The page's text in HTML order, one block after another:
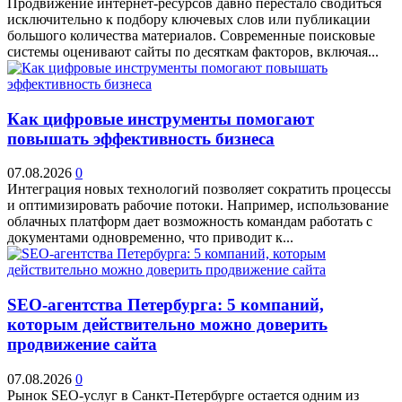
исключительно к подбору ключевых слов или публикации
большого количества материалов. Современные поисковые
системы оценивают сайты по десяткам факторов, включая...
Как цифровые инструменты помогают
повышать эффективность бизнеса
07.08.2026 0
Интеграция новых технологий позволяет сократить процессы
и оптимизировать рабочие потоки. Например, использование
облачных платформ дает возможность командам работать с
документами одновременно, что приводит к...
SEO-агентства Петербурга: 5 компаний,
которым действительно можно доверить
продвижение сайта
07.08.2026 0
Рынок SEO-услуг в Санкт-Петербурге остается одним из